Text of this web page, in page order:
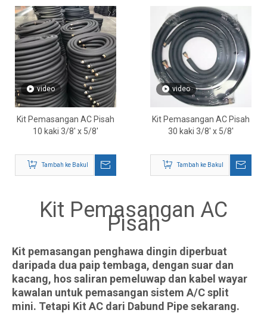
video
Kit Pemasangan AC Pisah
10 kaki 3/8' x 5/8'
Tambah ke Bakul
video
Kit Pemasangan AC Pisah
30 kaki 3/8' x 5/8'
Tambah ke Bakul
Kit Pemasangan AC
Pisah
Kit pemasangan penghawa dingin diperbuat
daripada dua paip tembaga, dengan suar dan
kacang, hos saliran pemeluwap dan kabel wayar
kawalan untuk pemasangan sistem A/C split
mini. Tetapi Kit AC dari Dabund Pipe sekarang.